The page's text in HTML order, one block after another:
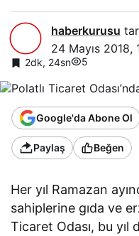
haberkurusu
24 Mayıs 2018,
2dk, 24sn 5
Google'da Abone Ol
Paylaş Beğen
Her yıl Ramazan
sahiplerine gıda ve
Ticaret Odası, bu yıl